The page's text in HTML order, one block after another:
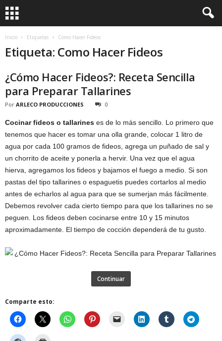
Inicio Etiquetas Como Hacer Fideos
Etiqueta: Como Hacer Fideos
¿Cómo Hacer Fideos?: Receta Sencilla
para Preparar Tallarines
Por ARLECO PRODUCCIONES 0
Cocinar fideos o tallarines es de lo más sencillo. Lo primero que
tenemos que hacer es tomar una olla grande, colocar 1 litro de
agua por cada 100 gramos de fideos, agrega un puñado de sal y
un chorrito de aceite y ponerla a hervir. Una vez que el agua
hierva, agregamos los fideos y bajamos el fuego a medio. Si son
pastas del tipo tallarines o espaguetis puedes cortarlos al medio
antes de echarlos al agua para que se sumerjan más fácilmente.
Debemos revolver cada cierto tiempo para que los tallarines no se
peguen. Los fideos deben cocinarse entre 10 y 15 minutos
aproximadamente. El tiempo de cocción dependerá de tu gusto.
Continuar
Comparte esto: